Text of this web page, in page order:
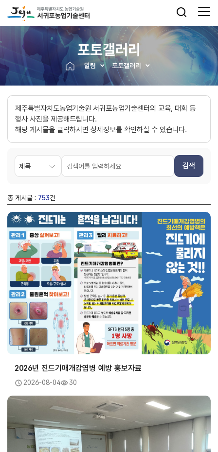
포토갤러리
알림 포토갤러리
제주특별자치도농업기술원 서귀포농업기술센터의 교육, 대회 등
행사 사진을 제공해드립니다.
해당 게시물을 클릭하시면 상세정보를 확인하실 수 있습니다.
검색
총 게시글 : 753건
2026년 진드기매개감염병 예방 홍보자료
2026-08-04 30